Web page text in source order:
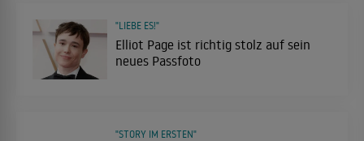
Elliot Page ist richtig stolz auf sein
neues Passfoto
"LIEBE ES!"
"STORY IM ERSTEN"